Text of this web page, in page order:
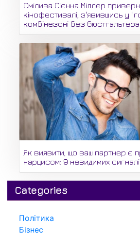
Смілива Сієнна Міллер
кінофестивалі, з'явившись у
комбінезоні без бюстгальтера.
Як виявити, що ваш партнер є
нарцисом: 9 невидимих
Categories
Політика
Бізнес